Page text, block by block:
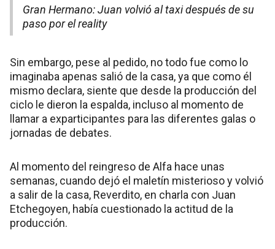
Gran Hermano: Juan volvió al taxi después de su
paso por el reality
Sin embargo, pese al pedido, no todo fue como lo
imaginaba apenas salió de la casa, ya que como él
mismo declara, siente que desde la producción del
ciclo le dieron la espalda, incluso al momento de
llamar a exparticipantes para las diferentes galas o
jornadas de debates.
Al momento del reingreso de Alfa hace unas
semanas, cuando dejó el maletín misterioso y volvió
a salir de la casa, Reverdito, en charla con Juan
Etchegoyen, había cuestionado la actitud de la
producción.